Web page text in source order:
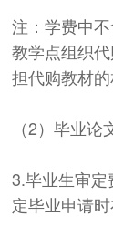
注：学费中
教学点组织
担代购教材的
（2）毕业论
3.毕业生审
定毕业申请时